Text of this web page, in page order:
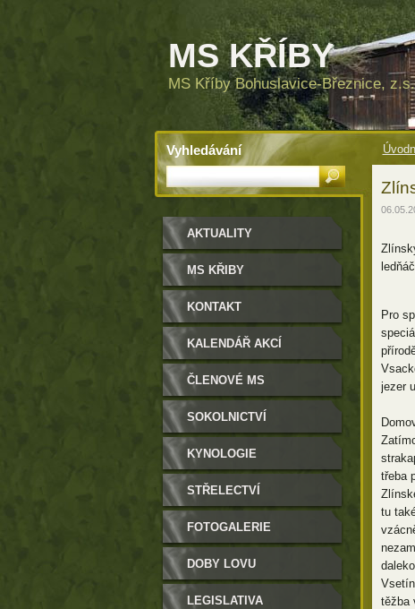
MS KŘÍBY
MS Kříby Bohuslavice-Březnice, z.s.
Pro
jezer
třeba
tu
těžba
AKTUALITY
MS KŘIBY
KONTAKT
KALENDÁŘ AKCÍ
ČLENOVÉ MS
SOKOLNICTVÍ
KYNOLOGIE
STŘELECTVÍ
FOTOGALERIE
DOBY LOVU
LEGISLATIVA
Vyhledávání